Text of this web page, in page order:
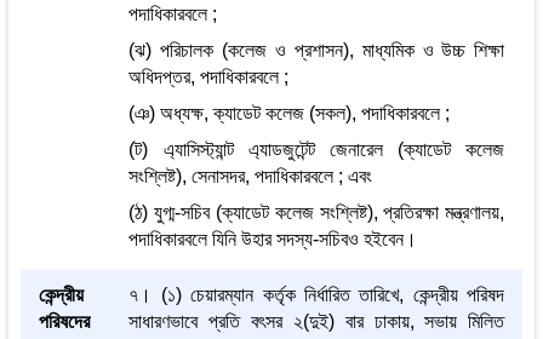
পদাধিকারবলে ;
(ঝ) পরিচালক (কলেজ ও প্রশাসন), মাধ্যমিক ও উচ্চ শিক্ষা
অধিদপ্তর, পদাধিকারবলে ;
(ঞ) অধ্যক্ষ, ক্যাডেট কলেজ (সকল), পদাধিকারবলে ;
(ট) এ্যাসিস্ট্যান্ট এ্যাডজুটেন্ট জেনারেল (ক্যাডেট কলেজ
সংশ্লিষ্ট), সেনাসদর, পদাধিকারবলে ; এবং
(ঠ) যুগ্ম-সচিব (ক্যাডেট কলেজ সংশ্লিষ্ট), প্রতিরক্ষা মন্ত্রণালয়,
পদাধিকারবলে যিনি উহার সদস্য-সচিবও হইবেন।
কেন্দ্রীয়
পরিষদের
৭। (১) চেয়ারম্যান কর্তৃক নির্ধারিত তারিখে, কেন্দ্রীয় পরিষদ
সাধারণভাবে প্রতি বৎসর ২(দুই) বার ঢাকায়, সভায় মিলিত